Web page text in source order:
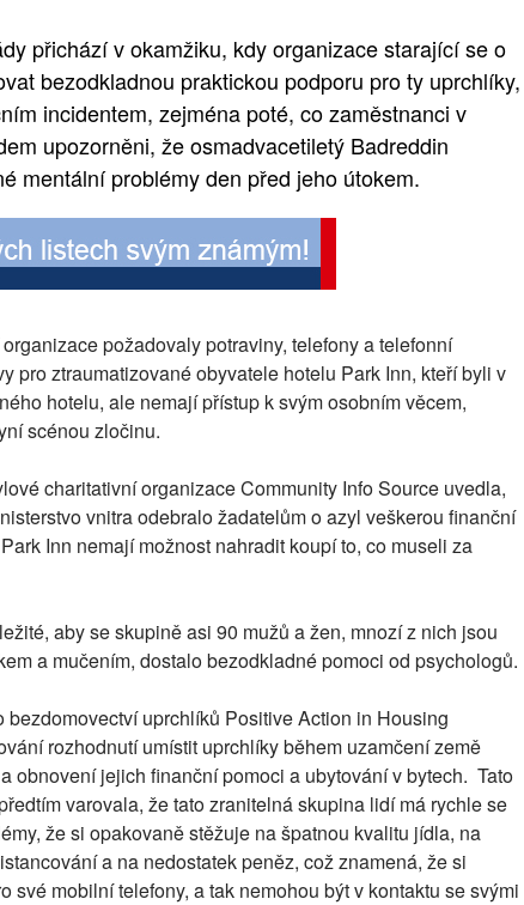
přichází v okamžiku, kdy organizace starající se o
bezodkladnou praktickou podporu pro ty uprchlíky,
incidentem, zejména poté, co zaměstnanci v
upozorněni, že osmadvacetiletý Badreddin
mentální problémy den před jeho útokem.
požadovaly potraviny, telefony a telefonní
pro ztraumatizované obyvatele hotelu Park Inn, kteří byli v
hotelu, ale nemají přístup k svým osobním věcem,
scénou zločinu.
charitativní organizace Community Info Source uvedla,
vnitra odebralo žadatelům o azyl veškerou finanční
Inn nemají možnost nahradit koupí to, co museli za
aby se skupině asi 90 mužů a žen, mnozí z nich jsou
a mučením, dostalo bezodkladné pomoci od psychologů.
uprchlíků Positive Action in Housing
rozhodnutí umístit uprchlíky během uzamčení země
obnovení jejich finanční pomoci a ubytování v bytech. Tato
varovala, že tato zranitelná skupina lidí má rychle se
že si opakovaně stěžuje na špatnou kvalitu jídla, na
a na nedostatek peněz, což znamená, že si
své mobilní telefony, a tak nemohou být v kontaktu se svými